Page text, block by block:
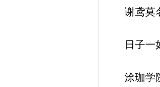
谢鸢莫
日子一
涂珈学